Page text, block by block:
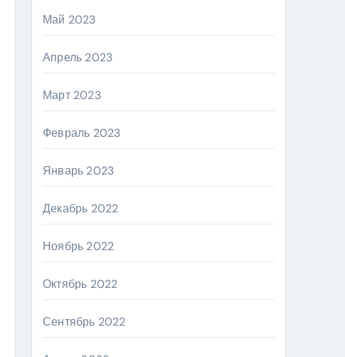
Май 2023
Апрель 2023
Март 2023
Февраль 2023
Январь 2023
Декабрь 2022
Ноябрь 2022
Октябрь 2022
Сентябрь 2022